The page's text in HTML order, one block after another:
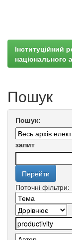
Інституційний
національного
Пошук
Пошук:
запит
Поточні фільтри: